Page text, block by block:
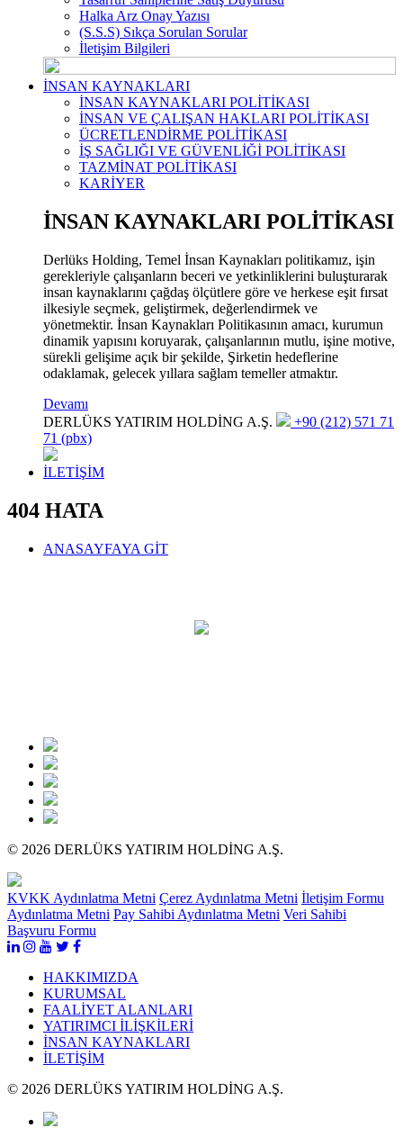
Halka Arz Onay Yazısı
(S.S.S) Sıkça Sorulan Sorular
İletişim Bilgileri
İNSAN KAYNAKLARI
İNSAN KAYNAKLARI POLİTİKASI
İNSAN VE ÇALIŞAN HAKLARI POLİTİKASI
ÜCRETLENDİRME POLİTİKASI
İŞ SAĞLIĞI VE GÜVENLİĞİ POLİTİKASI
TAZMİNAT POLİTİKASI
KARİYER
İNSAN KAYNAKLARI POLİTİKASI
Derlüks Holding, Temel İnsan Kaynakları politikamız, işin
gerekleriyle çalışanların beceri ve yetkinliklerini buluşturarak
insan kaynaklarını çağdaş ölçütlere göre ve herkese eşit fırsat
ilkesiyle seçmek, geliştirmek, değerlendirmek ve
yönetmektir. İnsan Kaynakları Politikasının amacı, kurumun
dinamik yapısını koruyarak, çalışanlarının mutlu, işine motive,
sürekli gelişime açık bir şekilde, Şirketin hedeflerine
odaklamak, gelecek yıllara sağlam temeller atmaktır.
Devamı
DERLÜKS YATIRIM HOLDİNG A.Ş.
+90 (212) 571 71
71 (pbx)
İLETİŞİM
404 HATA
ANASAYFAYA GİT
© 2026 DERLÜKS YATIRIM HOLDİNG A.Ş.
KVKK Aydınlatma Metni Çerez Aydınlatma Metni İletişim Formu
Aydınlatma Metni Pay Sahibi Aydınlatma Metni Veri Sahibi
Başvuru Formu
HAKKIMIZDA
KURUMSAL
FAALİYET ALANLARI
YATIRIMCI İLİŞKİLERİ
İNSAN KAYNAKLARI
İLETİŞİM
© 2026 DERLÜKS YATIRIM HOLDİNG A.Ş.